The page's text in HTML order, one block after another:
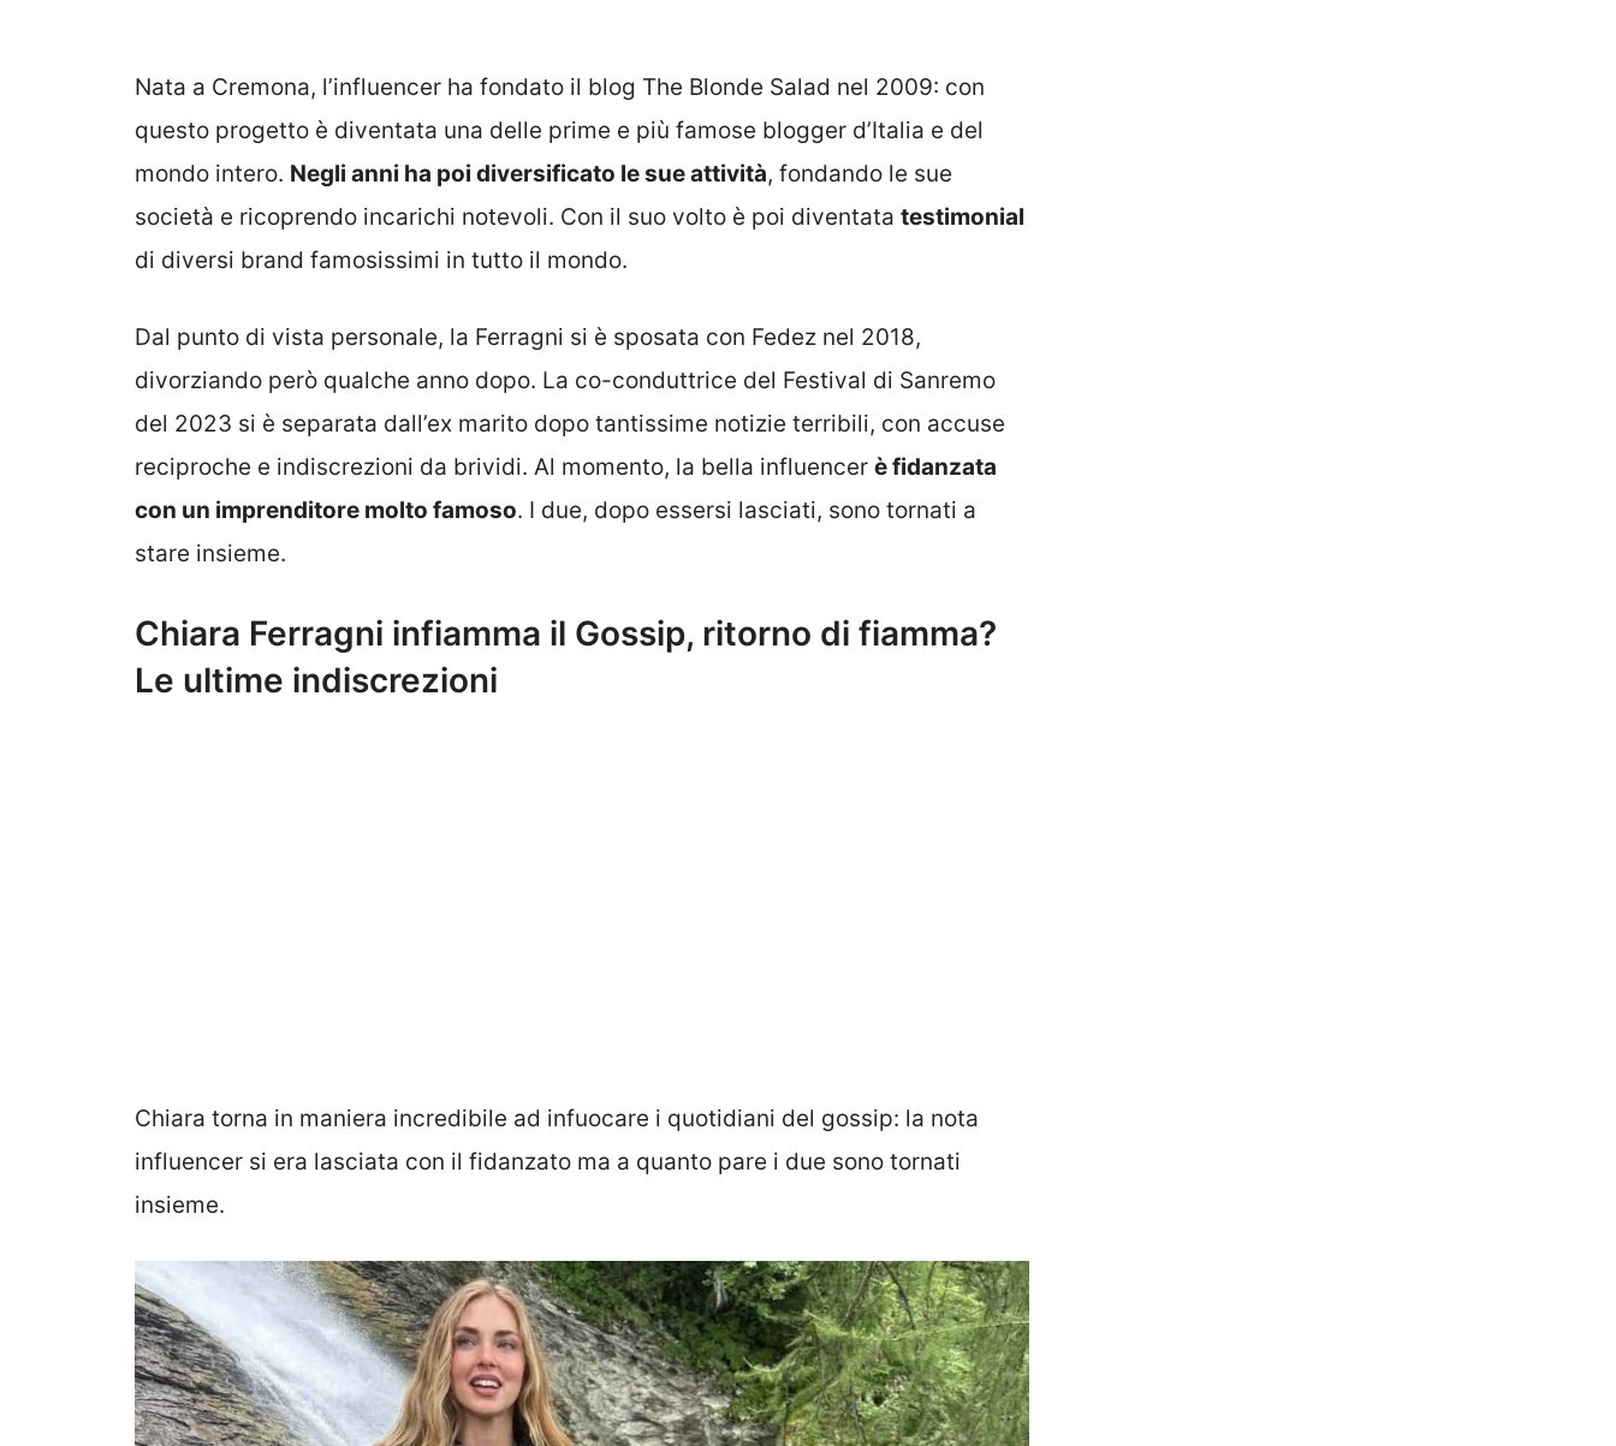
Nata a Cremona, l’influencer ha fondato il blog The Blonde Salad nel 2009: con
questo progetto è diventata una delle prime e più famose blogger d’Italia e del
mondo intero. Negli anni ha poi diversificato le sue attività, fondando le sue
società e ricoprendo incarichi notevoli. Con il suo volto è poi diventata testimonial
di diversi brand famosissimi in tutto il mondo.
Dal punto di vista personale, la Ferragni si è sposata con Fedez nel 2018,
divorziando però qualche anno dopo. La co-conduttrice del Festival di Sanremo
del 2023 si è separata dall’ex marito dopo tantissime notizie terribili, con accuse
reciproche e indiscrezioni da brividi. Al momento, la bella influencer è fidanzata
con un imprenditore molto famoso. I due, dopo essersi lasciati, sono tornati a
stare insieme.
Chiara Ferragni infiamma il Gossip, ritorno di fiamma?
Le ultime indiscrezioni
Chiara torna in maniera incredibile ad infuocare i quotidiani del gossip: la nota
influencer si era lasciata con il fidanzato ma a quanto pare i due sono tornati
insieme.